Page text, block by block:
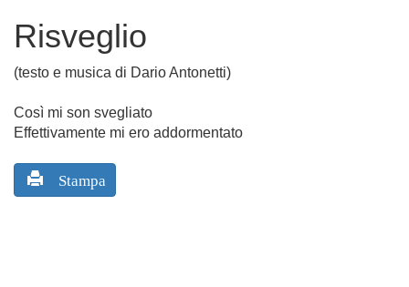
Risveglio
(testo e musica di Dario Antonetti)
Così mi son svegliato
Effettivamente mi ero addormentato
Stampa